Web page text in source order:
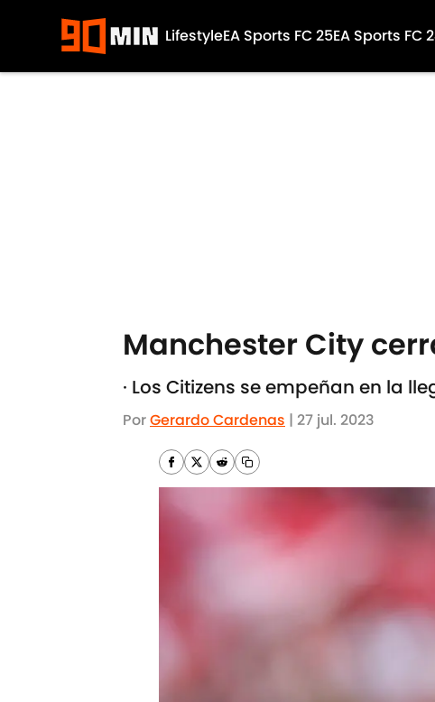
LifestyleEA Sports FC 25EA Sports FC
Manchester City
· Los Citizens se empeñan en la
PorGerardo Cardenas | 27 jul. 2023